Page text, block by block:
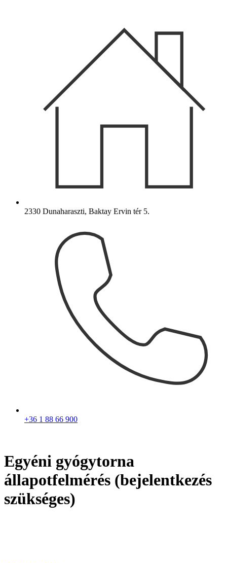
2330 Dunaharaszti, Baktay Ervin tér 5.
+36 1 88 66 900
Egyéni gyógytorna
állapotfelmérés (bejelentkezés
szükséges)